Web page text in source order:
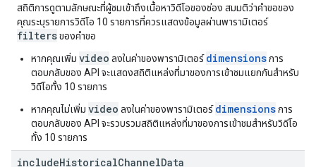
สถิติการดูตามลักษณะที่ผู้ชมเข้าถึงเนื้อหาวิดีโอของช่อง สมมติว่าคำขอของ
คุณระบุรายการวิดีโอ 10 รายการที่ควรแสดงข้อมูลผ่านพารามิเตอร์
filtersของคำขอ
หากคุณเพิ่ม video ลงในค่าของพารามิเตอร์dimensionsการ
ตอบกลับของ API จะแสดงสถิติแหล่งที่มาของการเข้าชมแยกกันสำหรับ
วิดีโอทั้ง 10 รายการ
หากคุณไม่เพิ่ม video ลงในค่าของพารามิเตอร์dimensionsการ
ตอบกลับของ API จะรวบรวมสถิติแหล่งที่มาของการเข้าชมสำหรับวิดีโอ
ทั้ง 10 รายการ
includeHistoricalChannelData